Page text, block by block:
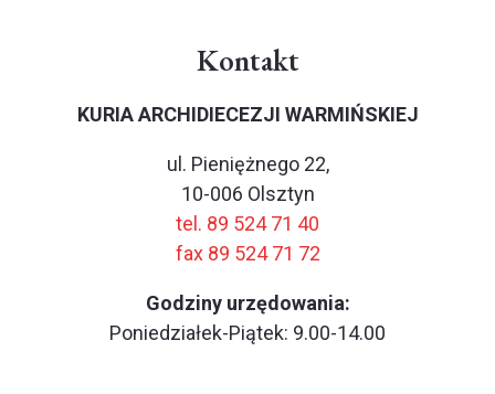
Kontakt
KURIA ARCHIDIECEZJI WARMIŃSKIEJ
ul. Pieniężnego 22,
10-006 Olsztyn
tel. 89 524 71 40
fax 89 524 71 72
Godziny urzędowania:
Poniedziałek-Piątek: 9.00-14.00